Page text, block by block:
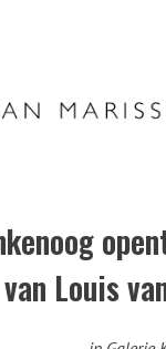
Louis